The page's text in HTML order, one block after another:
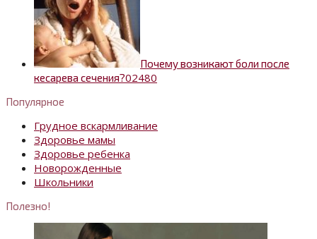
Почему возникают боли после
кесарева сечения?02480
Популярное
Грудное вскармливание
Здоровье мамы
Здоровье ребенка
Новорожденные
Школьники
Полезно!